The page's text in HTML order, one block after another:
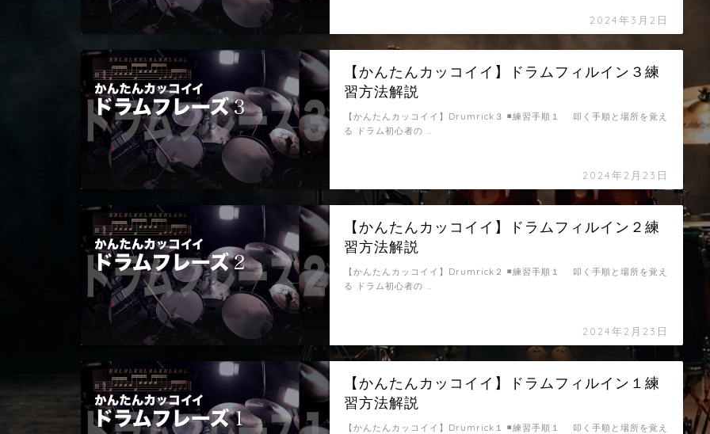
2024年3月2日
【かんたんカッコイイ】ドラムフィルイン３練
習方法解説
2024年2月23日
【かんたんカッコイイ】Drumrick３ ◾️練習手順１ 叩く手順と場所を覚え
る ドラム初心者の …
【かんたんカッコイイ】ドラムフィルイン２練
習方法解説
2024年2月23日
【かんたんカッコイイ】Drumrick２ ◾️練習手順１ 叩く手順と場所を覚え
る ドラム初心者の …
【かんたんカッコイイ】ドラムフィルイン１練
習方法解説
【かんたんカッコイイ】Drumrick１ ◾️練習手順１ 叩く手順と場所を覚え